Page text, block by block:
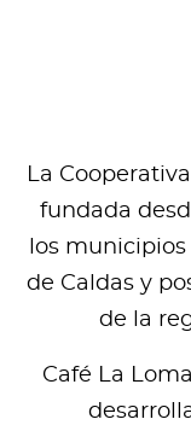
La
fundada
los
de Caldas y
de la
Café La